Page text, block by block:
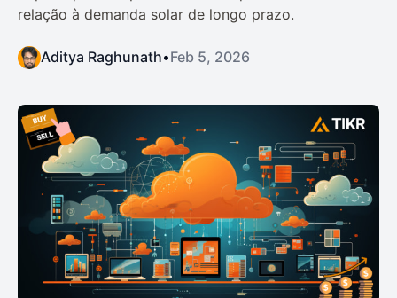
relação à demanda solar de longo prazo.
Aditya Raghunath•Feb 5, 2026